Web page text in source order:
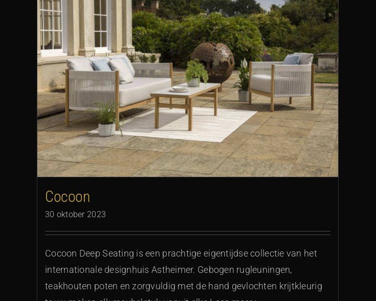
Cocoon
30 oktober 2023
Cocoon Deep Seating is een prachtige eigentijdse collectie van het
internationale designhuis Astheimer. Gebogen rugleuningen,
teakhouten poten en zorgvuldig met de hand gevlochten krijtkleurig